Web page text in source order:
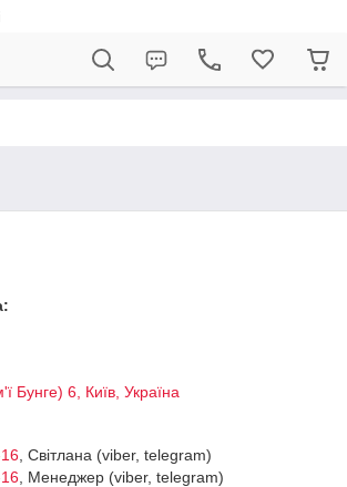
Бунге) 6, Київ, Україна
, Світлана (viber, telegram)
, Менеджер (viber, telegram)